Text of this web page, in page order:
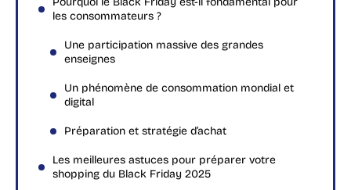
les consommateurs ?
Une participation massive des grandes
enseignes
Un phénomène de consommation mondial et
digital
Préparation et stratégie d’achat
Les meilleures astuces pour préparer votre
shopping du Black Friday 2025